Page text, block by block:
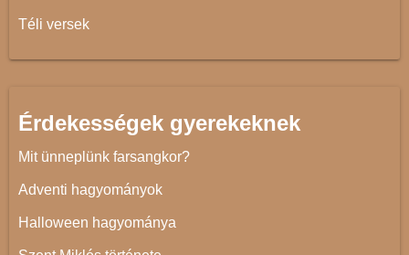
Téli versek
Érdekességek gyerekeknek
Mit ünneplünk farsangkor?
Adventi hagyományok
Halloween hagyománya